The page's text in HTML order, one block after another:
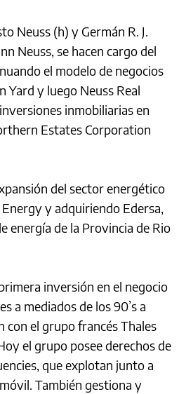
Neuss (h) y Germán R. J.
Neuss, se hacen cargo del
el modelo de negocios
Yard y luego Neuss Real
inmobiliarias en
Estates Corporation
del sector energético
y adquiriendo Edersa,
energía de la Provincia de Rio
inversión en el negocio
a mediados de los 90’s a
con el grupo francés Thales
el grupo posee derechos de
que explotan junto a
También gestiona y